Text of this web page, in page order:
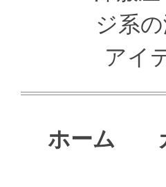
ジ系
アイ
ホーム